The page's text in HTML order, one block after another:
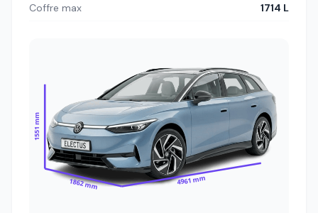
Coffre max 1714 L
1551 mm
1862 mm 4961 mm